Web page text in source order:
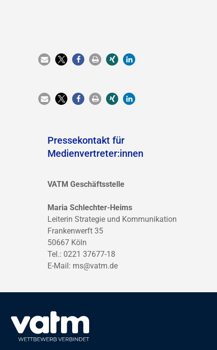
Pressekontakt für
Medienvertreter:innen
VATM Geschäftsstelle
Maria Schlechter-Heims
Leiterin Strategie und Kommunikation
Frankenwerft 35
50667 Köln
Tel.: 0221 37677-18
E-Mail: ms@vatm.de